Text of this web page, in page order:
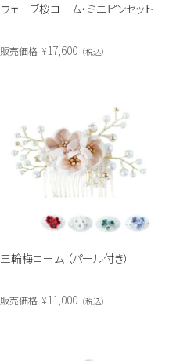
ウェーブ桜コーム・ミニピンセット
販売価格 ¥17,600 税込
三輪梅コーム （パール付き）
販売価格 ¥11,000 税込